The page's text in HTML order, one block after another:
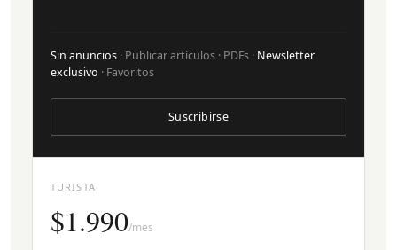
TURISTA
$1.990/mes
Sin anuncios · Publicar artículos · PDFs · Newsletter
exclusivo · Favoritos
Suscribirse